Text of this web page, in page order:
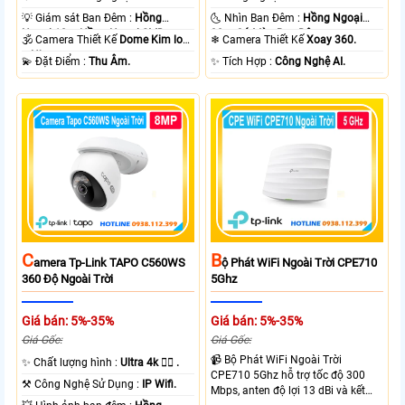
💡 Giám sát Ban Đêm : Hồng
Ngoại 10m Hồng Ngoại SMD.
🕉️ Camera Thiết Kế Dome Kim loại
+ Nhựa.
️💫 Đặt Điểm :Thu Âm.
🌜 Nhìn Ban Đêm : Hồng Ngoại
30m Có Màu Ban Ðêm.
❄ Camera Thiết KếXoay 360.
️✨ Tích Hợp :Công Nghệ AI.
CAmera Tp-Link TAPO C560WS
360 Độ Ngoài Trời
Giá bán: 5%-35%
Giá Gốc:
✨ Chất lượng hình :Ultra 4k 👍🏾 .
⚒ Công Nghệ Sử Dụng :
IP Wifi.
BỘ Phát WiFi Ngoài Trời CPE710
5Ghz
Giá bán: 5%-35%
Giá Gốc:
📹 Bộ Phát WiFi Ngoài Trời
CPE710 5Ghz hỗ trợ tốc độ 300
Mbps, anten độ lợi 13 dBi và kết